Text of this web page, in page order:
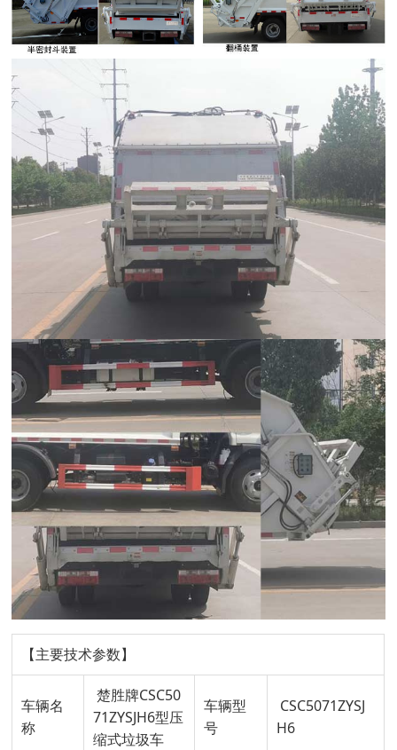
【主要技术参数】
车辆名
称
楚胜牌CSC50
71ZYSJH6型压
缩式垃圾车
车辆型
号
CSC5071ZYSJ
H6